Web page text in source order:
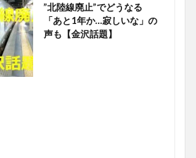
”北陸線廃止”でどうなる
「あと1年か…寂しいな」の
声も【金沢話題】